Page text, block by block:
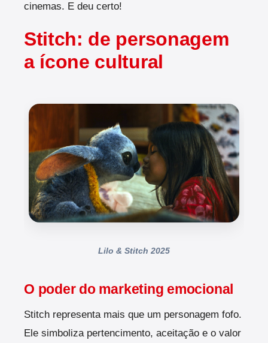
cinemas. E deu certo!
Stitch: de personagem
a ícone cultural
Lilo & Stitch 2025
O poder do marketing emocional
Stitch representa mais que um personagem fofo.
Ele simboliza pertencimento, aceitação e o valor